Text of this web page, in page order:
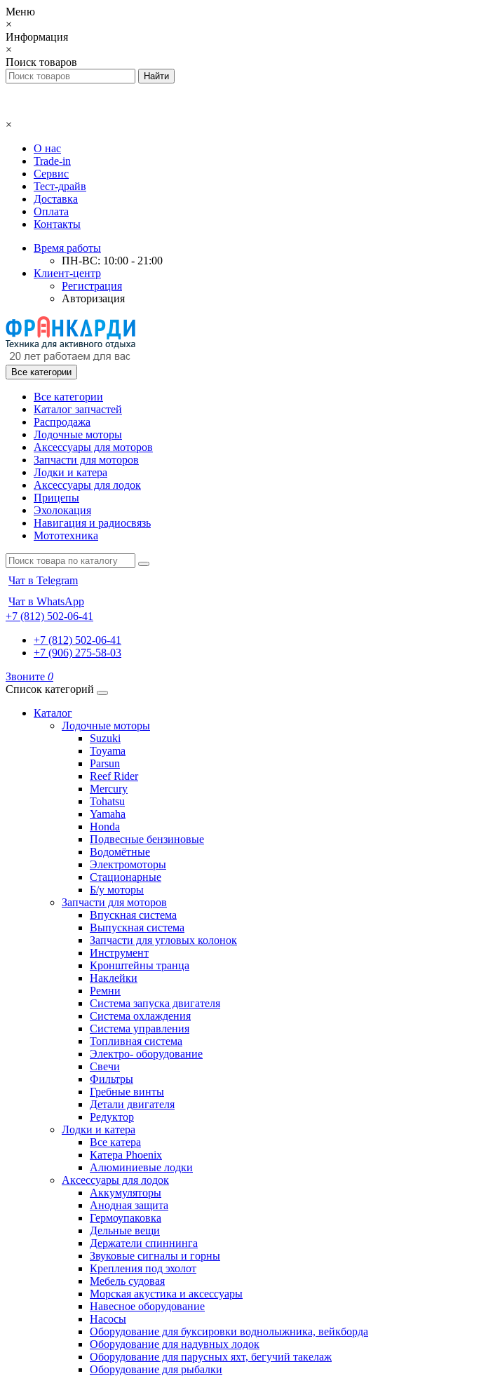
Меню
×
Информация
×
Поиск товаров
×
О нас
Trade-in
Сервис
Тест-драйв
Доставка
Оплата
Контакты
Время работы
ПН-ВС: 10:00 - 21:00
Клиент-центр
Регистрация
Авторизация
Все категории
Все категории
Каталог запчастей
Распродажа
Лодочные моторы
Аксессуары для моторов
Запчасти для моторов
Лодки и катера
Аксессуары для лодок
Прицепы
Эхолокация
Навигация и радиосвязь
Мототехника
Чат в Telegram
Чат в WhatsApp
+7 (812) 502-06-41
+7 (812) 502-06-41
+7 (906) 275-58-03
Звоните 0
Список категорий
Каталог
Лодочные моторы
Suzuki
Toyama
Parsun
Reef Rider
Mercury
Tohatsu
Yamaha
Honda
Подвесные бензиновые
Водомётные
Электромоторы
Стационарные
Б/у моторы
Запчасти для моторов
Впускная система
Выпускная система
Запчасти для угловых колонок
Инструмент
Кронштейны транца
Наклейки
Ремни
Система запуска двигателя
Система охлаждения
Система управления
Топливная система
Электро- оборудование
Свечи
Фильтры
Гребные винты
Детали двигателя
Редуктор
Лодки и катера
Все катера
Катера Phoenix
Алюминиевые лодки
Аксессуары для лодок
Аккумуляторы
Анодная защита
Гермоупаковка
Дельные вещи
Держатели спиннинга
Звуковые сигналы и горны
Крепления под эхолот
Мебель судовая
Морская акустика и аксессуары
Навесное оборудование
Насосы
Оборудование для буксировки воднолыжника, вейкборда
Оборудование для надувных лодок
Оборудование для парусных яхт, бегучий такелаж
Оборудование для рыбалки